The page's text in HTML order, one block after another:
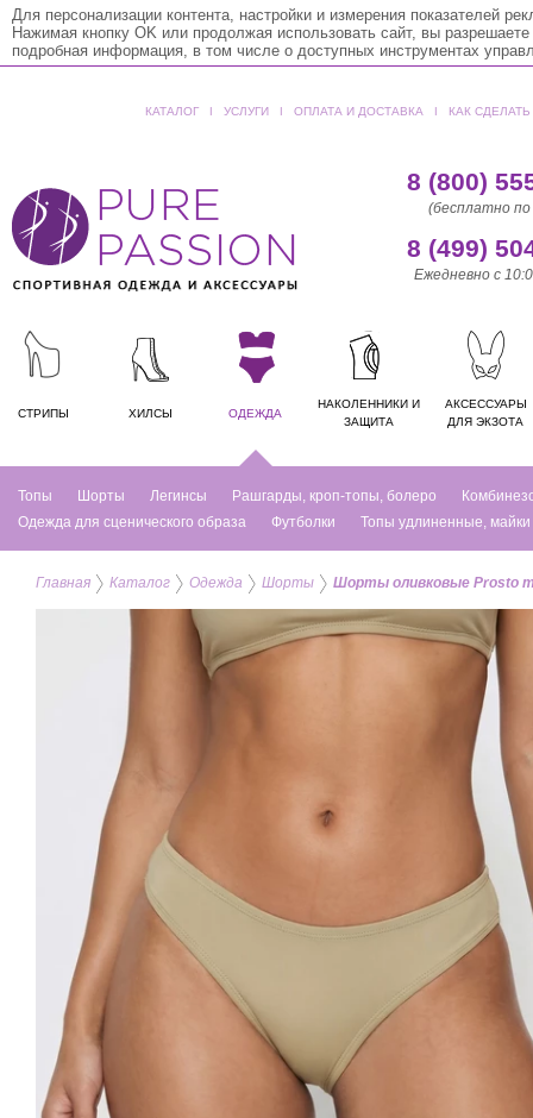
Для персонализации контента, настройки и измерения показателей
Нажимая кнопку OK или продолжая использовать сайт, вы
подробная информация, в том числе о доступных инструментах
КАТАЛОГ ǀ УСЛУГИ ǀ ОПЛАТА И ДОСТАВКА ǀ КАК СДЕЛАТЬ
8 (800)
(бесплатно по
8 (499)
Ежедневно с
СТРИПЫ ХИЛСЫ ОДЕЖДА
НАКОЛЕННИКИ И
ЗАЩИТА
АКСЕССУАРЫ
ДЛЯ ЭКЗОТА
Топы Шорты Легинсы Рашгарды, кроп-топы, болеро
Одежда для сценического образа
Футболки Топы удлиненные, майки
Главная Каталог Одежда Шорты Шорты оливковые Prosto